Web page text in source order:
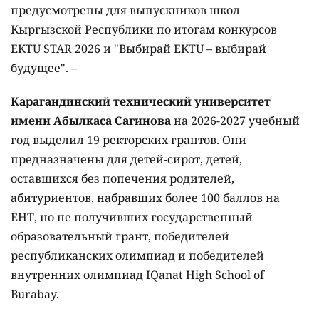
предусмотрены для выпускников школ
Кыргызской Республики по итогам конкурсов
EKTU STAR 2026 и "Выбирай EKTU – выбирай
будущее". –
Карагандинский технический университет
имени Абылкаса Сагинована 2026-2027 учебный
год выделил 19 ректорских грантов. Они
предназначены для детей-сирот, детей,
оставшихся без попечения родителей,
абитуриентов, набравших более 100 баллов на
ЕНТ, но не получивших государственный
образовательный грант, победителей
республиканских олимпиад и победителей
внутренних олимпиад IQanat High School of
Burabay.